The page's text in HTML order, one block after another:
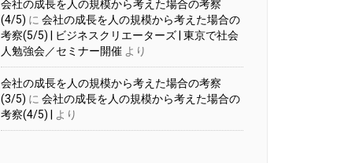
会社の成長を人の規模から考えた場合の考察
(4/5) に 会社の成長を人の規模から考えた場合の
考察(5/5) | ビジネスクリエーターズ | 東京で社会
人勉強会／セミナー開催 より
会社の成長を人の規模から考えた場合の考察
(3/5) に 会社の成長を人の規模から考えた場合の
考察(4/5) |
より